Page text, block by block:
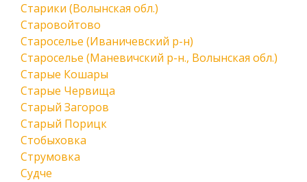
Старики (Волынская обл.)
Старовойтово
Староселье (Иваничевский р-н)
Староселье (Маневичский р-н., Волынская обл.)
Старые Кошары
Старые Червища
Старый Загоров
Старый Порицк
Стобыховка
Струмовка
Судче